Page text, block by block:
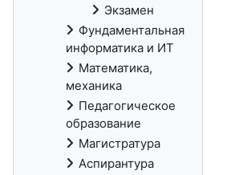
Экзамен
Фундаментальная
информатика и ИТ
Математика,
механика
Педагогическое
образование
Магистратура
Аспирантура